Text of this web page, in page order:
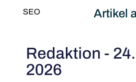
SEO Artikel
Redaktion -
2026